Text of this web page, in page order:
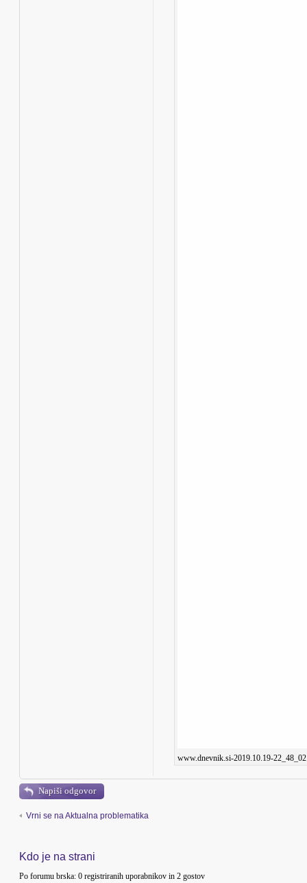
www.dnevnik.si-2019.10.19-
Napiši odgovor
Vrni se na Aktualna problematika
Kdo je na strani
Po forumu brska: 0 registriranih uporabnikov in 2 gostov